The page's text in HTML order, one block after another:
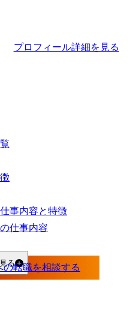
プロフィール詳細を見る
事内容と特徴
仕事内容
点の仕事内容
の勤務地の決まり方
ィ制度とは
る